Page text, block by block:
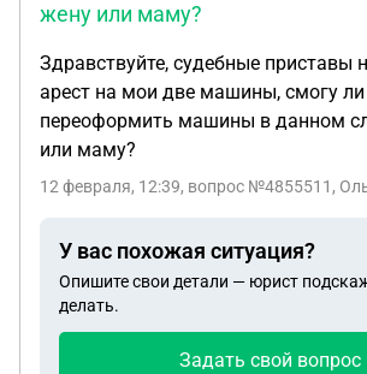
жену или маму?
Здравствуйте, судебные приставы
арест на мои две машины, смогу ли
переоформить машины в данном
или маму?
12 февраля, 12:39, вопрос №4855511,
У вас похожая ситуация?
Опишите свои детали — юрист
делать.
Задать свой вопрос